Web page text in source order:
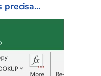
precisa...